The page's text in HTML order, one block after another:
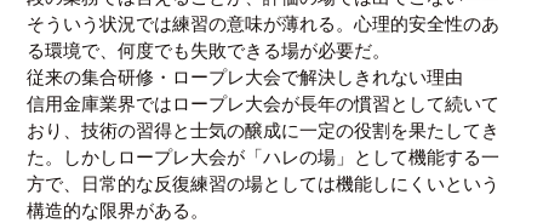
そういう状況では練習の意味が薄れる。心理的安全性のあ
る環境で、何度でも失敗できる場が必要だ。
従来の集合研修・ロープレ大会で解決しきれない理由
信用金庫業界ではロープレ大会が長年の慣習として続いて
おり、技術の習得と士気の醸成に一定の役割を果たしてき
た。しかしロープレ大会が「ハレの場」として機能する一
方で、日常的な反復練習の場としては機能しにくいという
構造的な限界がある。